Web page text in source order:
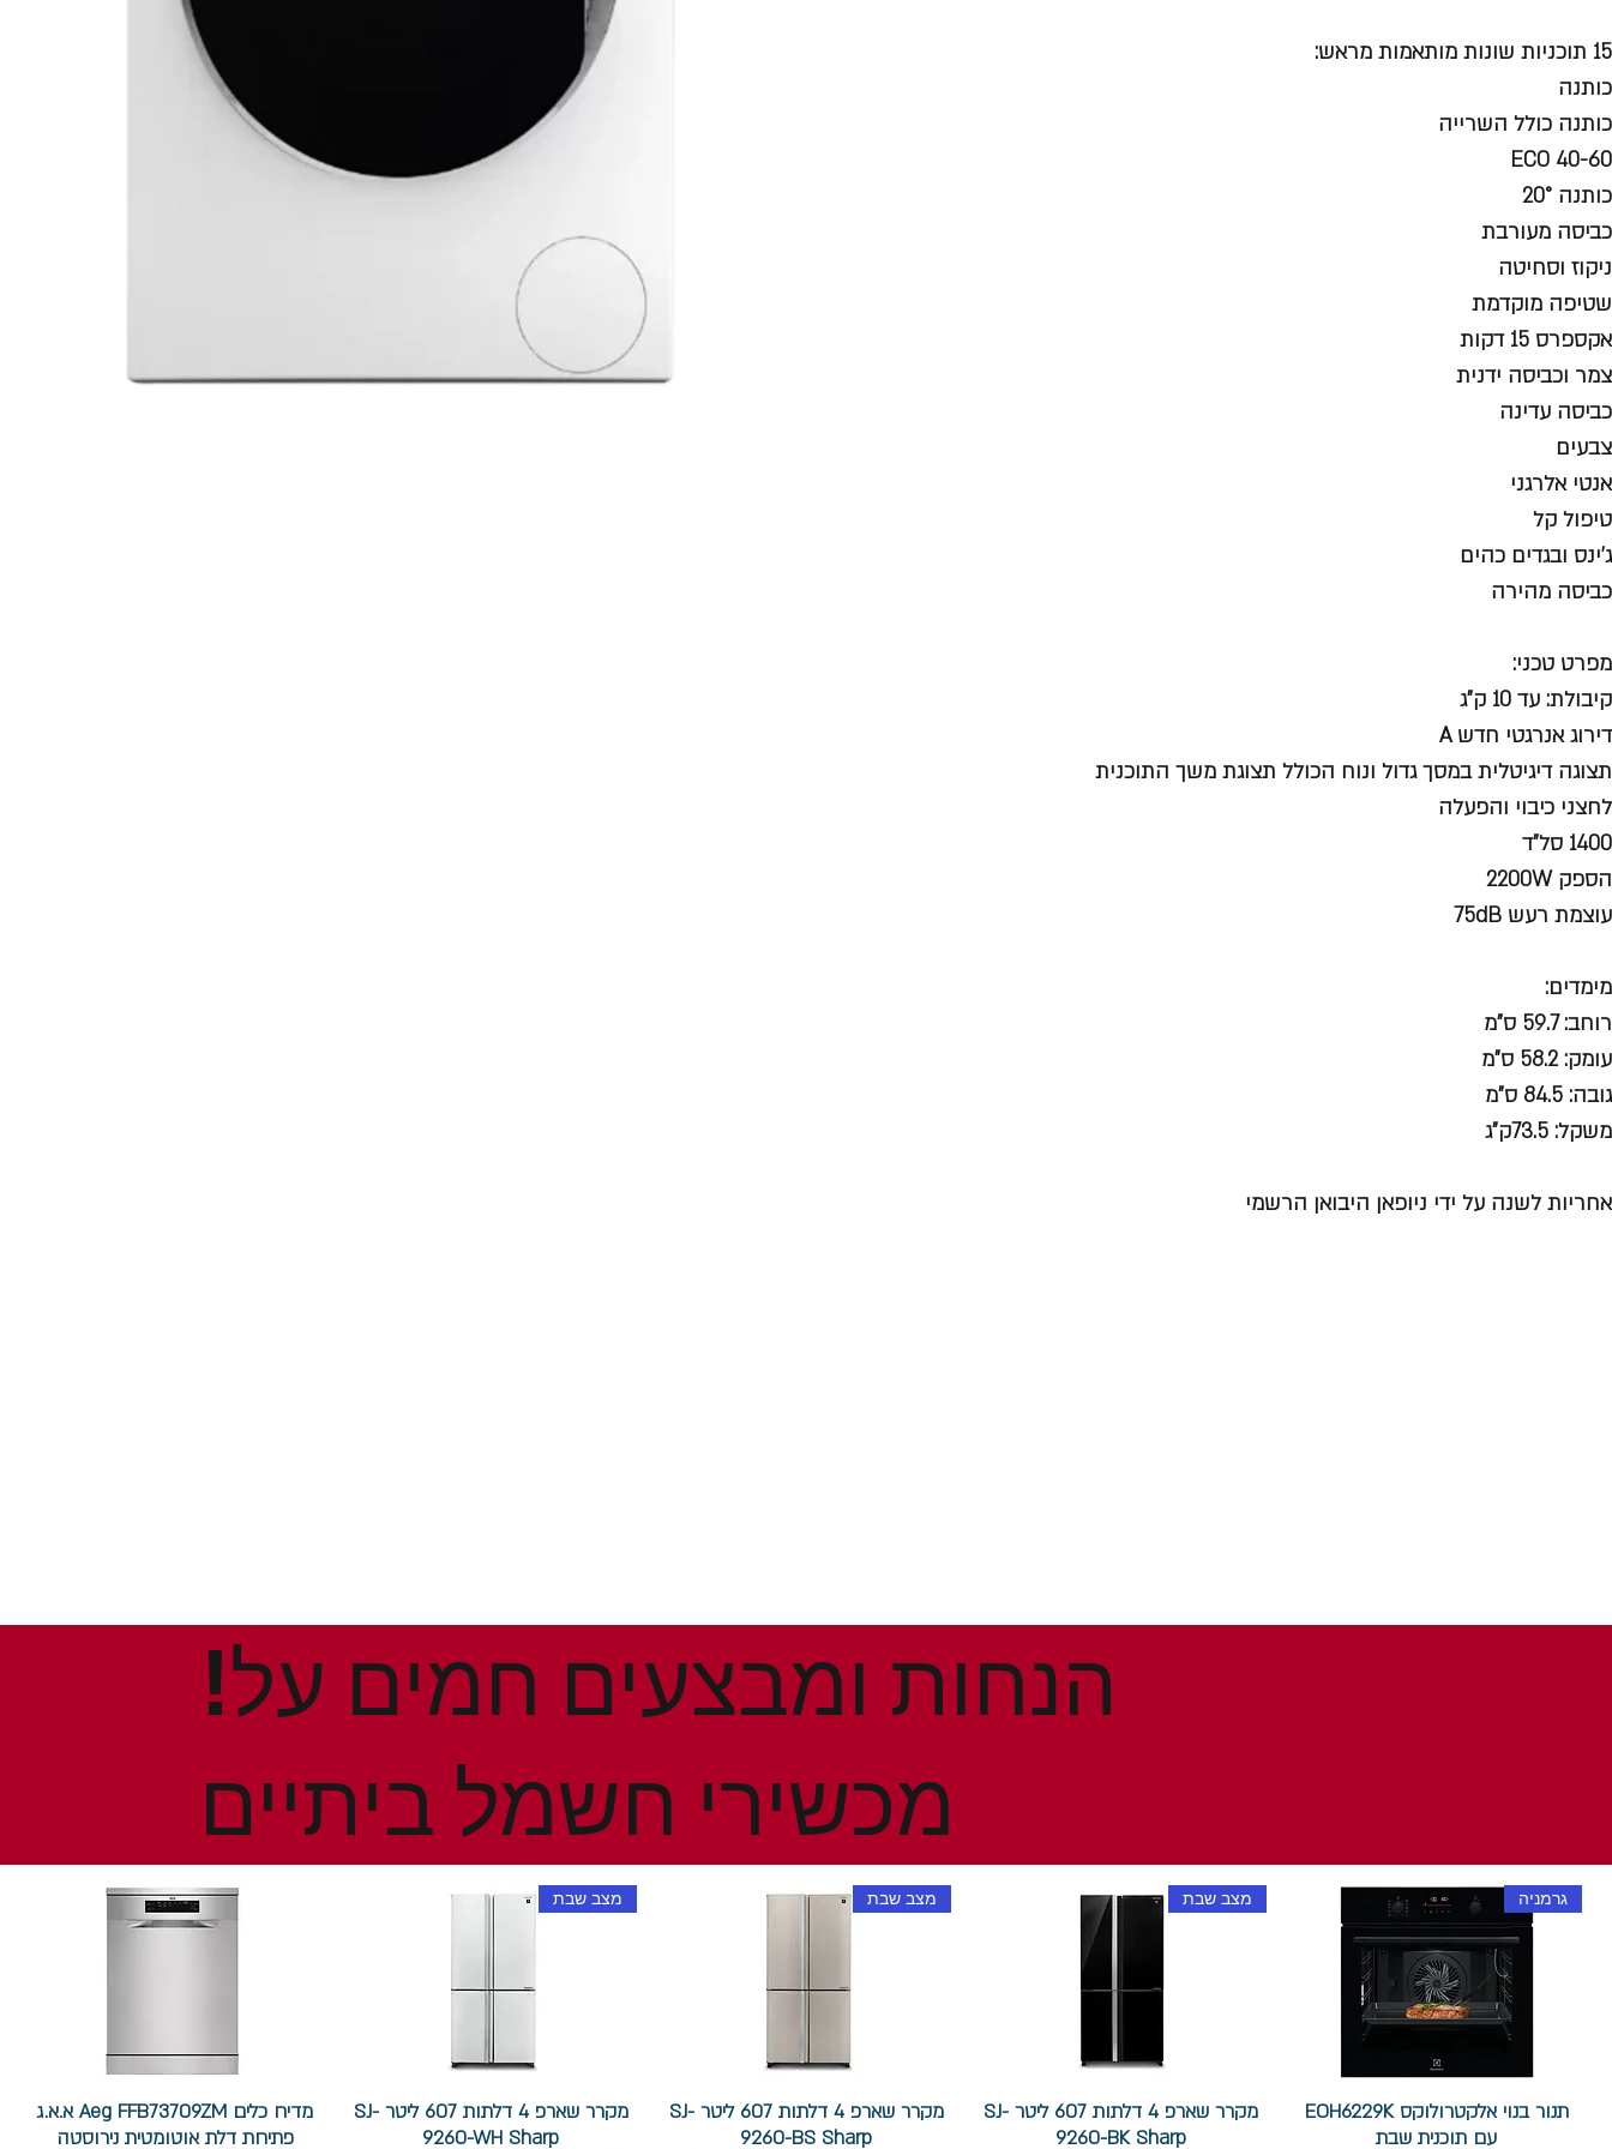
15 תוכניות שונות מותאמות מראש:
כותנה
כותנה כולל השרייה
ECO 40-60
כותנה 20°
כביסה מעורבת
ניקוז וסחיטה
שטיפה מוקדמת
אקספרס 15 דקות
צמר וכביסה ידנית
כביסה עדינה
צבעים
אנטי אלרגני
טיפול קל
ג'ינס ובגדים כהים
כביסה מהירה
מפרט טכני:
קיבולת: עד 10 ק"ג
דירוג אנרגטי חדש A
תצוגה דיגיטלית במסך גדול ונוח הכולל תצוגת משך התוכנית
לחצני כיבוי והפעלה
1400 סל"ד
הספק 2200W
עוצמת רעש 75dB
מימדים:
רוחב: 59.7 ס"מ
עומק: 58.2 ס"מ
גובה: 84.5 ס"מ
משקל: 73.5ק"ג
אחריות לשנה על ידי ניופאן היבואן הרשמי
גרמניה
תנור בנוי אלקטרולוקס EOH6229K
עם תוכנית שבת
מצב שבת
מקרר שארפ 4 דלתות 607 ליטר SJ-
9260-BK Sharp
מצב שבת
מקרר שארפ 4 דלתות 607 ליטר SJ-
9260-BS Sharp
מצב שבת
מקרר שארפ 4 דלתות 607 ליטר SJ-
9260-WH Sharp
מדיח כלים Aeg FFB73709ZM א.א.ג
פתיחת דלת אוטומטית נירוסטה
!הנחות ומבצעים חמים על
מכשירי חשמל ביתיים